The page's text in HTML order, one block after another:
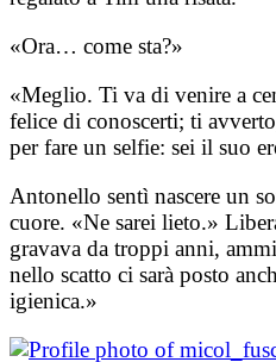
«Ora… come sta?»
«Meglio. Ti va di venire a
felice di conoscerti; ti
per fare un selfie: sei il suo
Antonello sentì nascere un
cuore. «Ne sarei lieto.»
gravava da troppi anni,
nello scatto ci sarà posto
igienica.»